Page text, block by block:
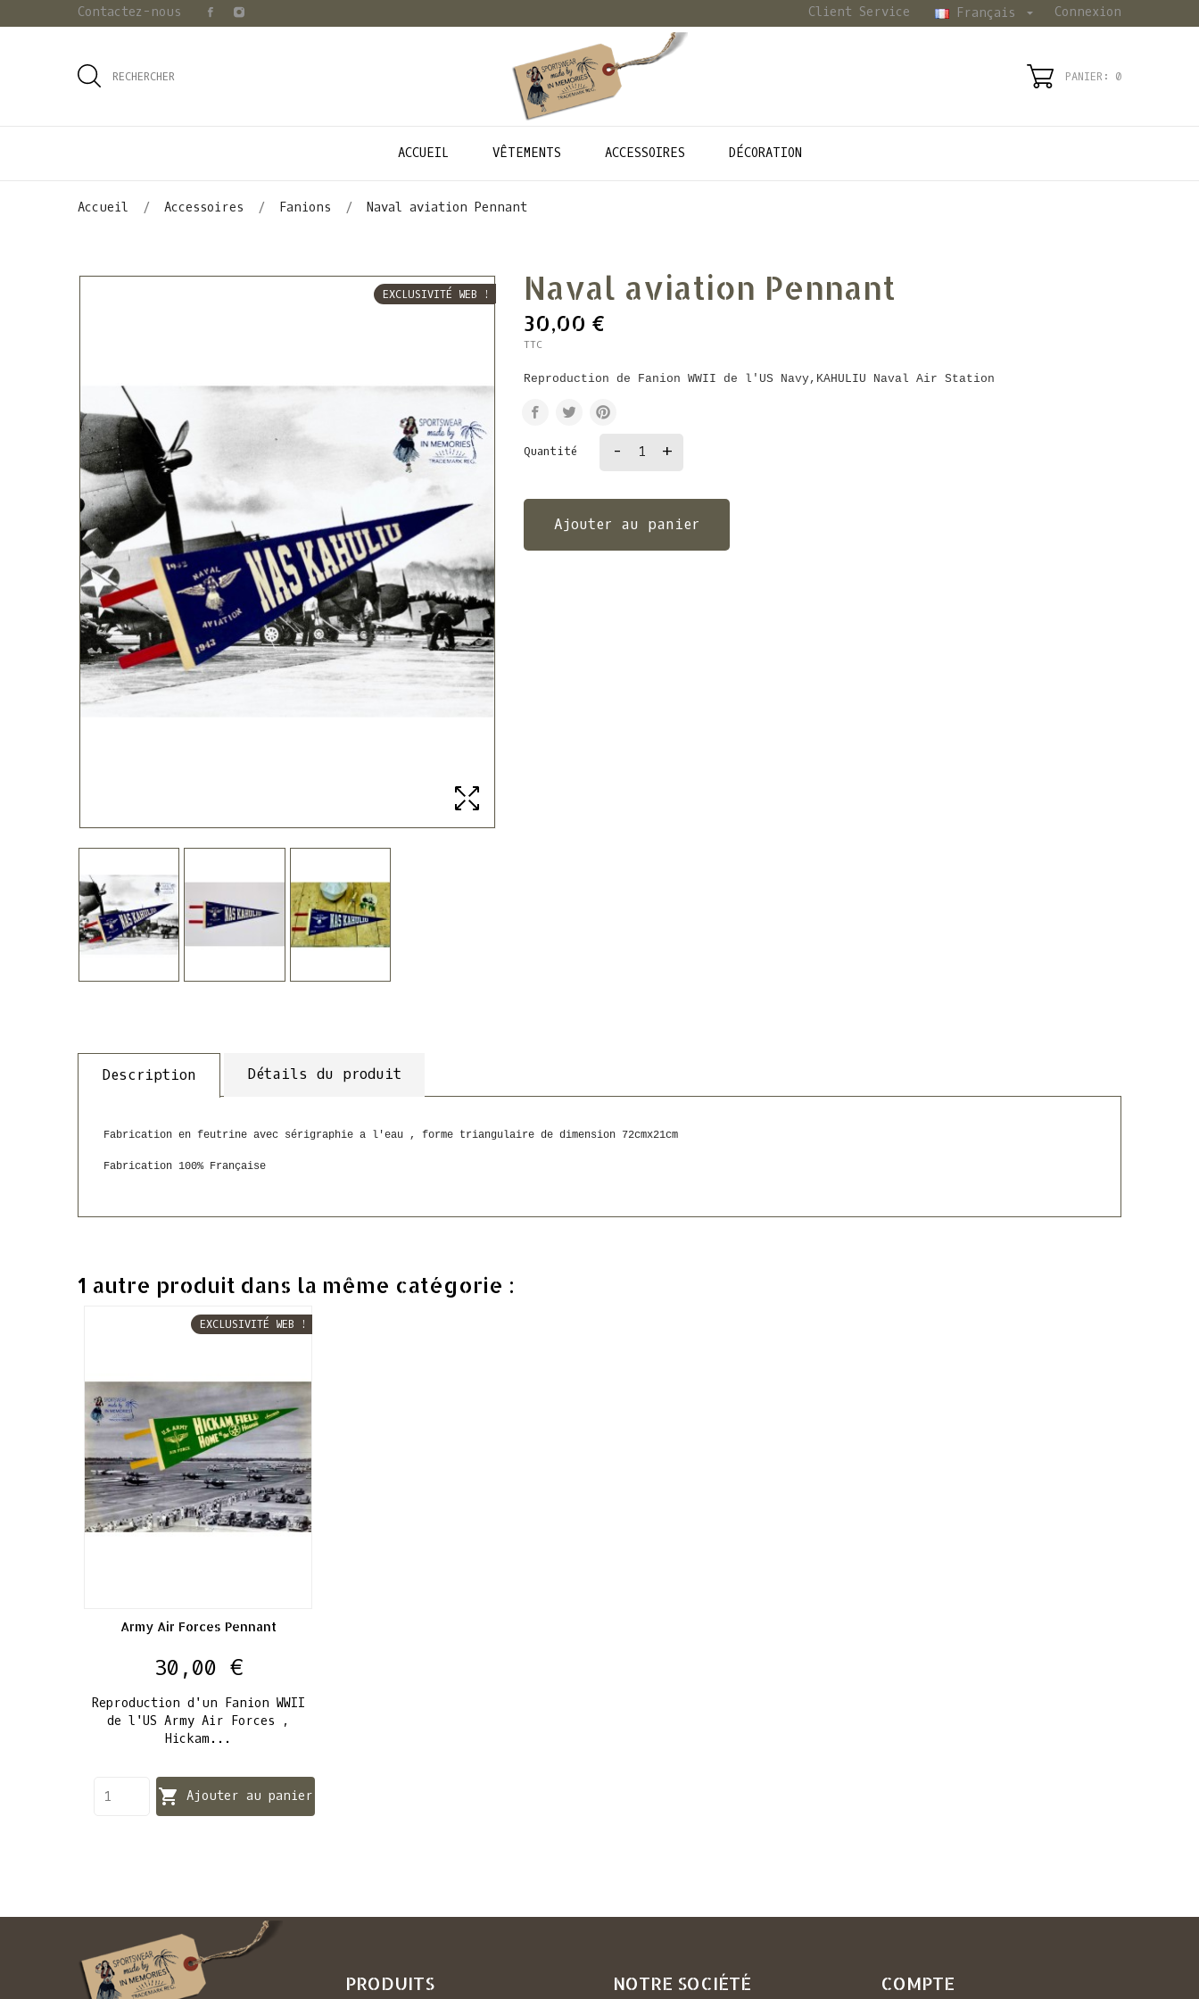
Contactez-nous Client Service Français  Connexion
RECHERCHER PANIER: 0
ACCUEIL VÊTEMENTS ACCESSOIRES DÉCORATION
Accueil Accessoires Fanions Naval aviation Pennant
EXCLUSIVITÉ WEB !
EXCLUSIVITÉ WEB ! Naval aviation Pennant
30,00 €
TTC
Reproduction de Fanion WWII de l'US Navy,KAHULIU Naval Air Station
Quantité - +
Ajouter au panier
Description Détails du produit
Fabrication en feutrine avec sérigraphie a l'eau , forme triangulaire de dimension 72cmx21cm
Fabrication 100% Française
1 autre produit dans la même catégorie :
Army Air Forces Pennant
Prix
30,00 €
Reproduction d'un Fanion WWII
de l'US Army Air Forces ,
Hickam...
 Ajouter au panier
EXCLUSIVITÉ WEB !
PRODUITS NOTRE SOCIÉTÉ COMPTE